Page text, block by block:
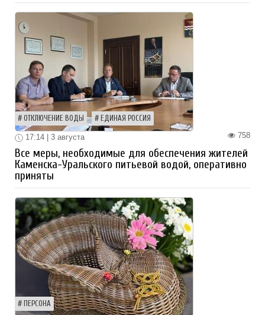
ОТКЛЮЧЕНИЕ ВОДЫ ЕДИНАЯ РОССИЯ
758
17:14 | 3 августа
Все меры, необходимые для обеспечения жителей
Каменска-Уральского питьевой водой, оперативно
приняты
ПЕРСОНА